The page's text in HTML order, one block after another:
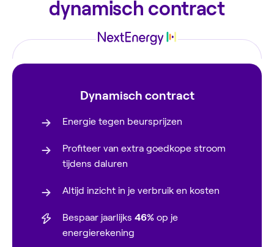
dynamisch contract
Dynamisch contract
Energie tegen beursprijzen
Profiteer van extra goedkope stroom
tijdens daluren
Altijd inzicht in je verbruik en kosten
Bespaar jaarlijks46% op je
energierekening